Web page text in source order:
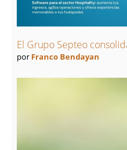
El Grupo Septeo
por Franco Bendayan